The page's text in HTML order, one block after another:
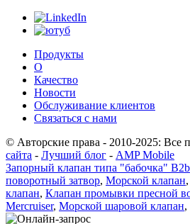
Продукты
О
Качество
Новости
Обслуживание клиентов
Связаться с нами
© Авторские права - 2010-2025: Все
сайта - Лучший блог - AMP Mobile
Запорный клапан типа "бабочка" B2b
поворотный затвор, Морской клапан,
клапан, Клапан промывки пресной
Mercruiser, Морской шаровой клапан,